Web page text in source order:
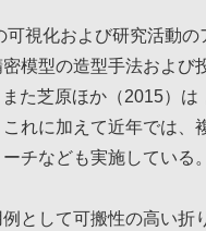
視化および研究活動
模型の造型手法および
た芝原ほか（2015）は
れに加えて近年では、
チなども実施している。
として可搬性の高い折